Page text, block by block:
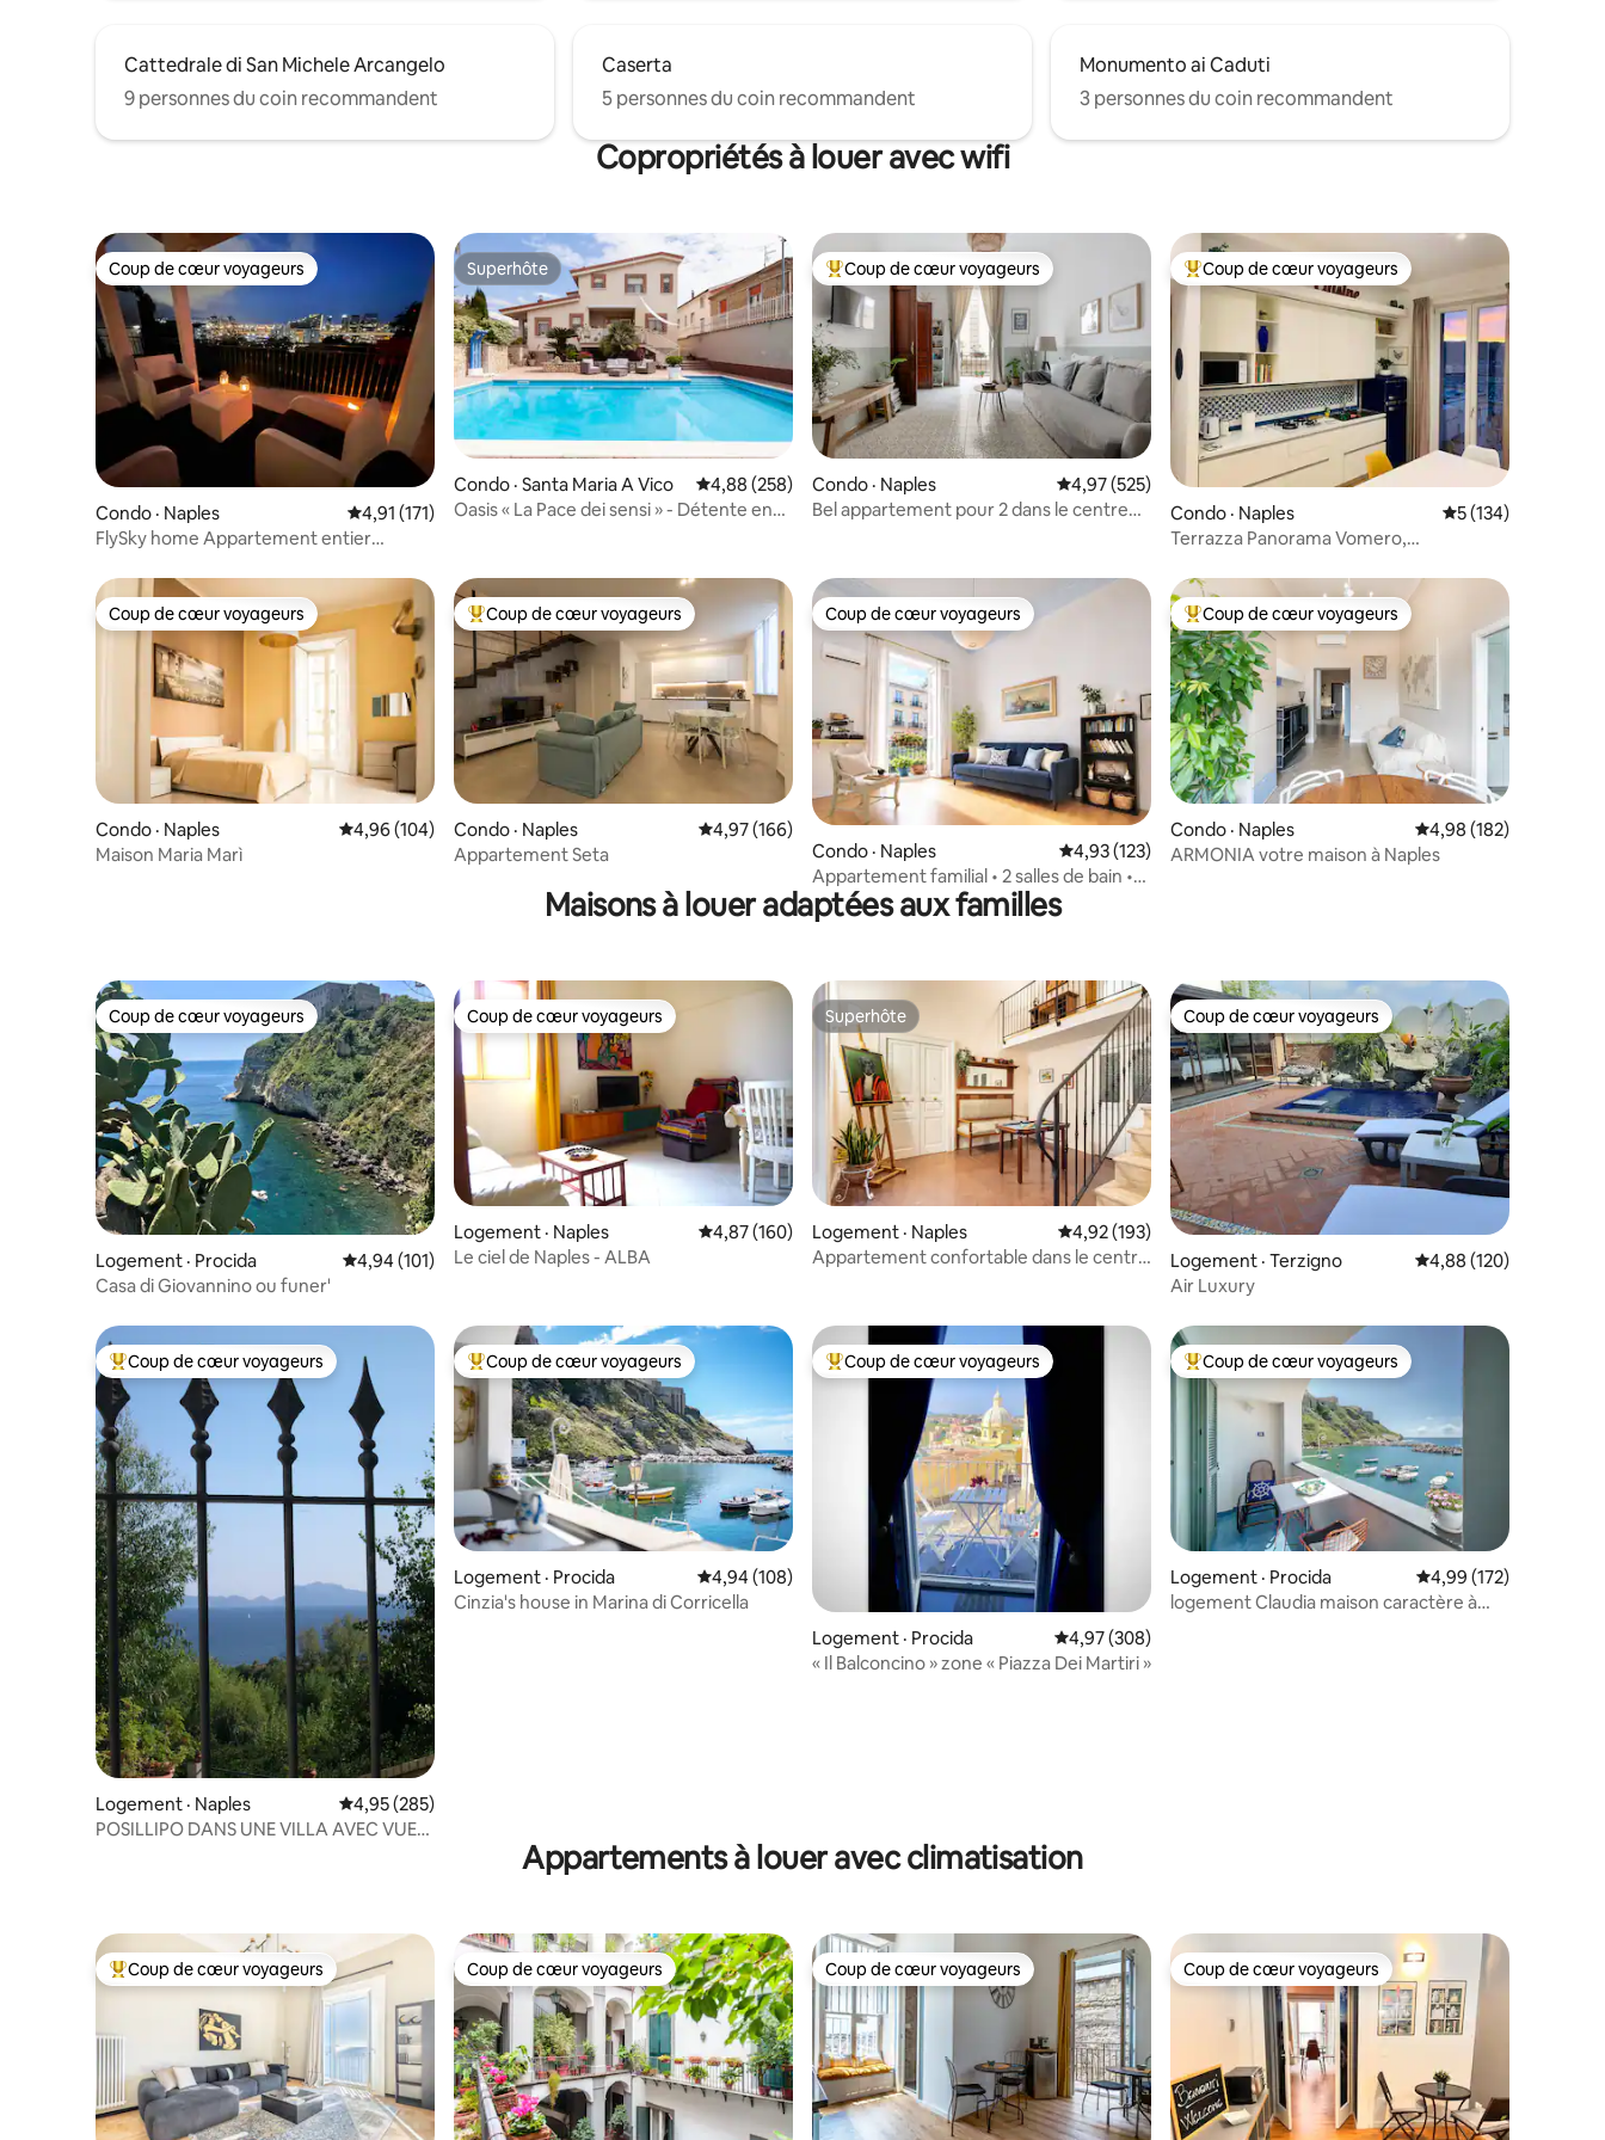
Cattedrale di San Michele Arcangelo
9 personnes du coin recommandent
Caserta
5 personnes du coin recommandent
Monumento ai Caduti
3 personnes du coin recommandent
Copropriétés à louer avec wifi
Coup de cœur voyageurs
Coup de cœur voyageurs
Condo · Naples Note moyenne de 4,91 sur 5, 171 commentaires
4,91 (171)
FlySky home Appartement entier
Superhôte
Superhôte
Condo · Santa Maria A Vico Note moyenne de 4,88 sur 5, 258 commentaires
4,88 (258)
Oasis « La Pace dei sensi » - Détente en
Coup de cœur voyageurs parmi les plus aimés
Coup de cœur voyageurs
Condo · Naples Note moyenne de 4,97 sur 5, 525 commentaires
4,97 (525)
Bel appartement pour 2 dans le centre
Coup de cœur voyageurs parmi les plus aimés
Coup de cœur voyageurs
Condo · Naples Note moyenne de
5 (134)
Terrazza Panorama Vomero,
chambre
Coup de cœur voyageurs
Coup de cœur voyageurs
Condo · Naples Note moyenne de 4,96 sur 5, 104 commentaires
4,96 (104)
Maison Maria Marì
Coup de cœur voyageurs parmi les plus aimés
Coup de cœur voyageurs
Condo · Naples Note moyenne de 4,97 sur 5, 166 commentaires
4,97 (166)
Appartement Seta
Coup de cœur voyageurs
Coup de cœur voyageurs
Condo · Naples Note moyenne de 4,93 sur 5, 123 commentaires
4,93 (123)
Appartement familial • 2 salles de bain •
Ascenseur • Centre historique
Coup de cœur voyageurs parmi les plus aimés
Coup de cœur voyageurs
Condo · Naples Note moyenne de
4,98 (182)
ARMONIA votre maison à Naples
Maisons à louer adaptées aux familles
Coup de cœur voyageurs
Coup de cœur voyageurs
Logement · Procida Note moyenne de 4,94 sur 5, 101 commentaires
4,94 (101)
Casa di Giovannino ou funer'
Coup de cœur voyageurs
Coup de cœur voyageurs
Logement · Naples Note moyenne de 4,87 sur 5, 160 commentaires
4,87 (160)
Le ciel de Naples - ALBA
Superhôte
Superhôte
Logement · Naples Note moyenne de 4,92 sur 5, 193 commentaires
4,92 (193)
Appartement confortable dans le centre
Coup de cœur voyageurs
Coup de cœur voyageurs
Logement · Terzigno Note moyenne de
4,88 (120)
Air Luxury
Coup de cœur voyageurs parmi les plus aimés
Coup de cœur voyageurs
Logement · Naples Note moyenne de 4,95 sur 5, 285 commentaires
4,95 (285)
POSILLIPO DANS UNE VILLA AVEC VUE
Coup de cœur voyageurs parmi les plus aimés
Coup de cœur voyageurs
Logement · Procida Note moyenne de 4,94 sur 5, 108 commentaires
4,94 (108)
Cinzia's house in Marina di Corricella
Coup de cœur voyageurs parmi les plus aimés
Coup de cœur voyageurs
Logement · Procida Note moyenne de 4,97 sur 5, 308 commentaires
4,97 (308)
« Il Balconcino » zone « Piazza Dei Martiri »
Coup de cœur voyageurs parmi les plus aimés
Coup de cœur voyageurs
Logement · Procida Note moyenne de
4,99 (172)
logement Claudia maison caractère à
Appartements à louer avec climatisation
Coup de cœur voyageurs parmi les plus aimés
Coup de cœur voyageurs Coup de cœur voyageurs
Coup de cœur voyageurs Coup de cœur voyageurs
Coup de cœur voyageurs Coup de cœur voyageurs
Coup de cœur voyageurs